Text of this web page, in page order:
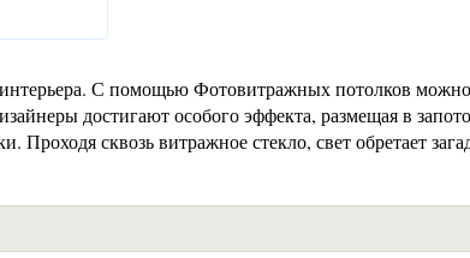
С помощью Фотовитражных потолков можно
достигают особого эффекта, размещая в
сквозь витражное стекло, свет обретает